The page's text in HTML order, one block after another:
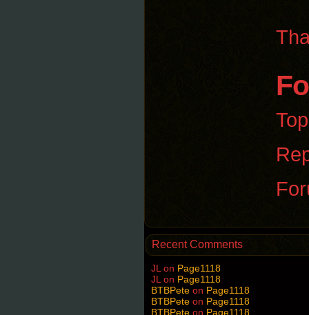
Recent Comments
JL on Page1118
JL on Page1118
BTBPete on Page1118
BTBPete on Page1118
BTBPete on Page1118